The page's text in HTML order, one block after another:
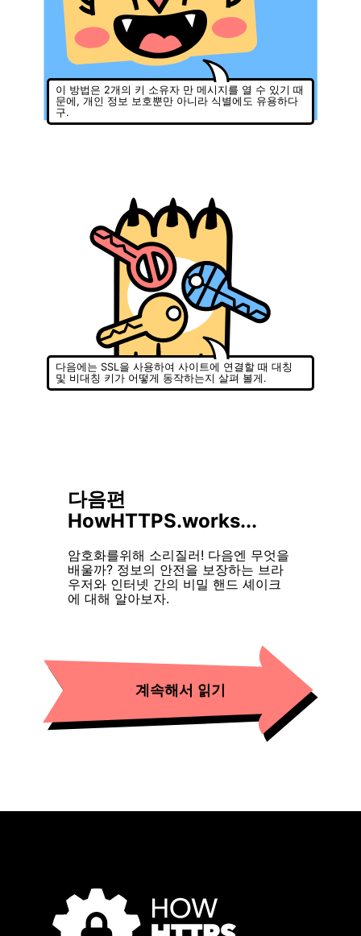
이 방법은 2개의 키 소유자 만 메시지를 열 수 있기 때
문에, 개인 정보 보호뿐만 아니라 식별에도 유용하다
구.
다음에는 SSL을 사용하여 사이트에 연결할 때 대칭
및 비대칭 키가 어떻게 동작하는지 살펴 볼게.
다음편
HowHTTPS.works...
암호화를위해 소리질러! 다음엔 무엇을
배울까? 정보의 안전을 보장하는 브라
우저와 인터넷 간의 비밀 핸드 셰이크
에 대해 알아보자.
계속해서 읽기